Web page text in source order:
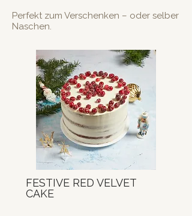
Perfekt zum Verschenken – oder selber
Naschen.
FESTIVE RED VELVET
CAKE